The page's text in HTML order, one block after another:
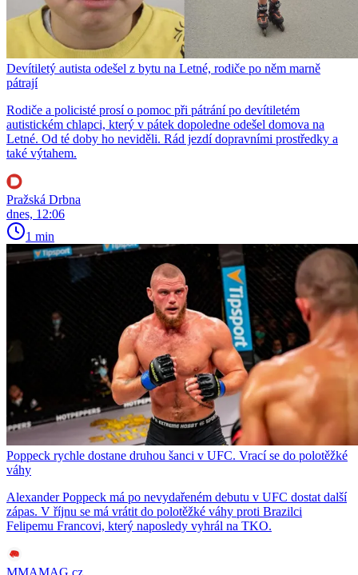
Devítiletý autista odešel z bytu na Letné, rodiče po něm marně
pátrají
Rodiče a policisté prosí o pomoc při pátrání po devítiletém
autistickém chlapci, který v pátek dopoledne odešel domova na
Letné. Od té doby ho neviděli. Rád jezdí dopravními prostředky a
také výtahem.
Pražská Drbna
dnes, 12:06
1 min
Poppeck rychle dostane druhou šanci v UFC. Vrací se do polotěžké
váhy
Alexander Poppeck má po nevydařeném debutu v UFC dostat další
zápas. V říjnu se má vrátit do polotěžké váhy proti Brazilci
Felipemu Francovi, který naposledy vyhrál na TKO.
MMAMAG.cz